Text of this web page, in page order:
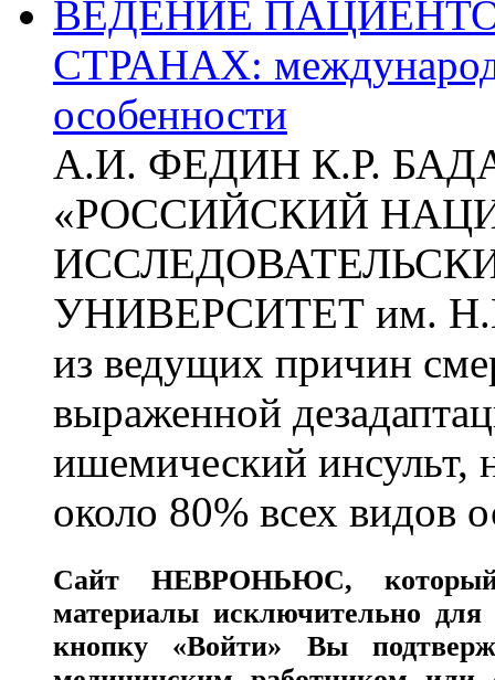
ВЕДЕНИЕ
СТРАНАХ:
особенности
А.И. ФЕДИН К.Р.
«РОССИЙСКИЙ
УНИВЕРСИТЕТ им.
из ведущих причин
выраженной
ишемический инсульт,
около 80% всех видов
СайтНЕВРОНЬЮС,
материалы исключительно для
кнопку «Войти» Вы